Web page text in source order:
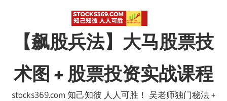
【飙股兵法】大马股票技
术图 + 股票投资实战课程
stocks369.com 知己知彼 人人可胜！ 吴老师独门秘法 +